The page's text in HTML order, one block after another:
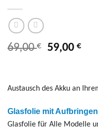
69,00€
69,00 €
59,00€
Austausch des Akku an
Glasfolie mit Aufbringen
Glasfolie für Alle Modelle